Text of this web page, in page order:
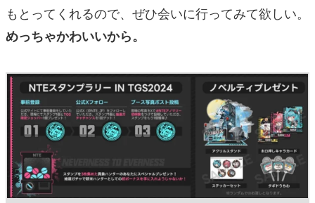
もとってくれるので、ぜひ会いに行ってみて欲しい。
めっちゃかわいいから。